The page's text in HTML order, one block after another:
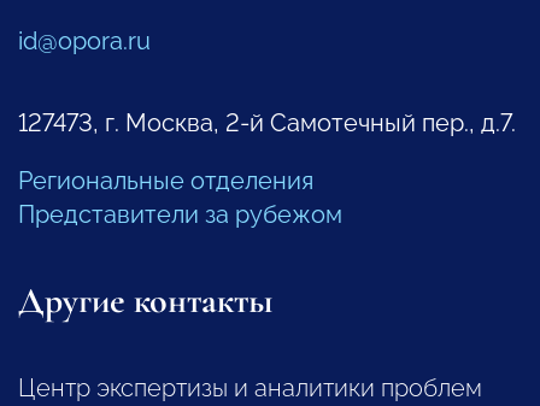
id@opora.ru
127473, г. Москва, 2-й Самотечный пер., д.7.
Региональные отделения
Представители за рубежом
Другие контакты
Центр экспертизы и аналитики проблем